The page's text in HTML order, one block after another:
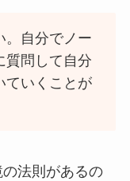
。自分でノー
質問して自分
ていくことが
法則があるの